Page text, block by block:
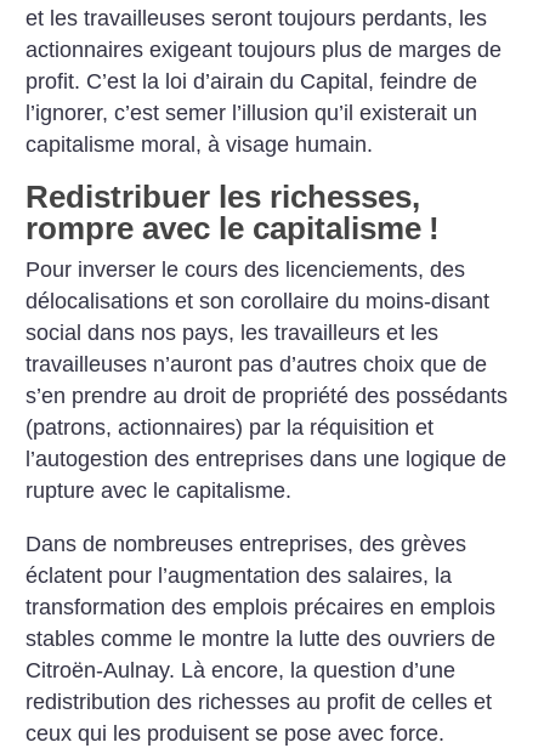
et les travailleuses seront toujours perdants, les
actionnaires exigeant toujours plus de marges de
profit. C’est la loi d’airain du Capital, feindre de
l’ignorer, c’est semer l’illusion qu’il existerait un
capitalisme moral, à visage humain.
Redistribuer les richesses,
rompre avec le capitalisme !
Pour inverser le cours des licenciements, des
délocalisations et son corollaire du moins-disant
social dans nos pays, les travailleurs et les
travailleuses n’auront pas d’autres choix que de
s’en prendre au droit de propriété des possédants
(patrons, actionnaires) par la réquisition et
l’autogestion des entreprises dans une logique de
rupture avec le capitalisme.
Dans de nombreuses entreprises, des grèves
éclatent pour l’augmentation des salaires, la
transformation des emplois précaires en emplois
stables comme le montre la lutte des ouvriers de
Citroën-Aulnay. Là encore, la question d’une
redistribution des richesses au profit de celles et
ceux qui les produisent se pose avec force.